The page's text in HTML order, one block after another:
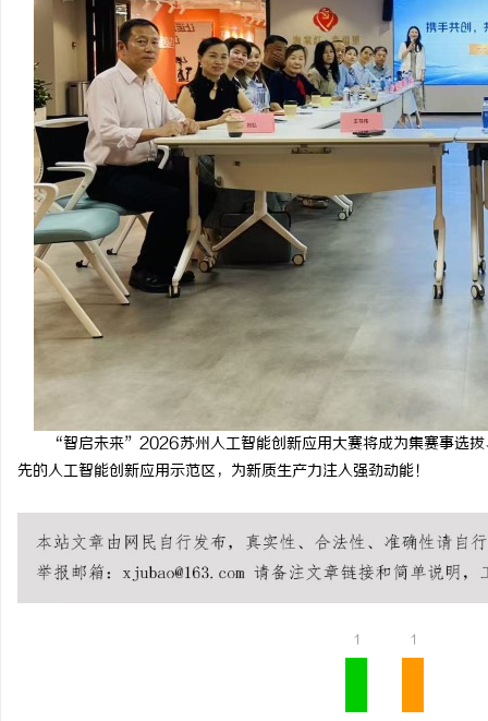
“智启未来”2026苏州人工智能创新应用大赛将成为集赛事选
先的人工智能创新应用示范区，为新质生产力注入强劲动能！
1 1